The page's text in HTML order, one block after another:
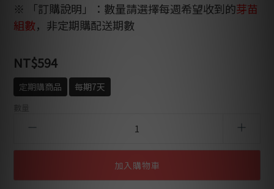
※ 「訂購說明」：數量請選擇每週希望收到的芽苗
組數，非定期購配送期數
NT$594
定期購商品 每期7天
加入購物車